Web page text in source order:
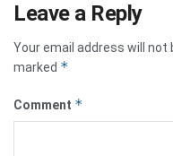
Leave a Reply
Your email address will not
marked *
Comment *